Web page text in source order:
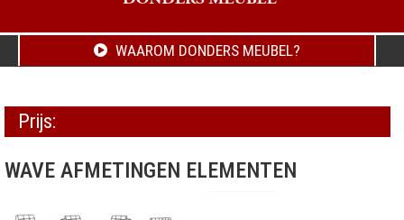
WAAROM DONDERS MEUBEL?
Prijs:
WAVE AFMETINGEN ELEMENTEN